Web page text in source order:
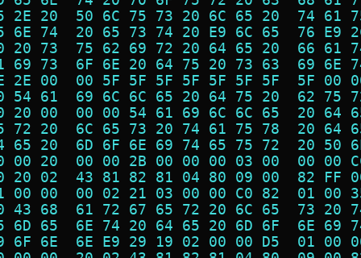
2E 20  50 6C 75 73 20 6C 65 20  74
6E 74  20 65 73 74 20 E9 6C 65  76
20 73  75 62 69 72 20 64 65 20  66
69 73  6F 6E 20 64 75 20 73 63  69
2E 00  00 5F 5F 5F 5F 5F 5F 5F  5F
54 61  69 6C 6C 65 20 64 75 20  62
20 00  00 00 54 61 69 6C 6C 65  20
72 20  6C 65 73 20 74 61 75 78  20
65 20  6D 6F 6E 69 74 65 75 72  20
00 20  00 00 2B 00 00 00 03 00  00
20 02  43 81 82 81 04 80 09 00  82
00 00  00 02 21 03 00 00 C0 82  01
43 68  61 72 67 65 72 20 6C 65  73
6D 65  6E 74 20 64 65 20 6D 6F  6E
6F 6E  6E E9 29 19 02 00 00 D5  01